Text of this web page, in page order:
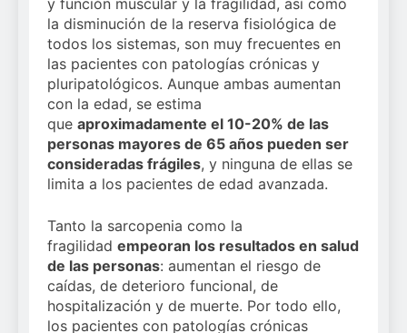
y función muscular y la fragilidad, así como
la disminución de la reserva fisiológica de
todos los sistemas, son muy frecuentes en
las pacientes con patologías crónicas y
pluripatológicos. Aunque ambas aumentan
con la edad, se estima
que aproximadamente el 10-20% de las
personas mayores de 65 años pueden ser
consideradas frágiles, y ninguna de ellas se
limita a los pacientes de edad avanzada.
Tanto la sarcopenia como la
fragilidad empeoran los resultados en salud
de las personas: aumentan el riesgo de
caídas, de deterioro funcional, de
hospitalización y de muerte. Por todo ello,
los pacientes con patologías crónicas